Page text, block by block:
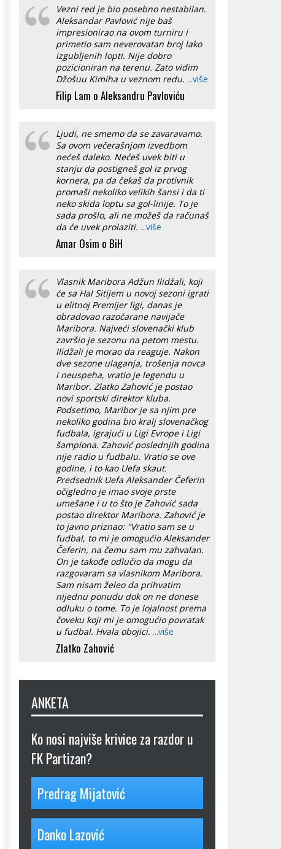
Vezni red je bio posebno nestabilan.
Aleksandar Pavlović nije baš
impresionirao na ovom turniru i
primetio sam neverovatan broj lako
izgubljenih lopti. Nije dobro
pozicioniran na terenu. Zato vidim
Džošuu Kimiha u veznom redu. ...više
Filip Lam o Aleksandru Pavloviću
Ljudi, ne smemo da se zavaravamo.
Sa ovom večerašnjom izvedbom
nećeš daleko. Nećeš uvek biti u
stanju da postigneš gol iz prvog
kornera, pa da čekaš da protivnik
promaši nekoliko velikih šansi i da ti
neko skida loptu sa gol-linije. To je
sada prošlo, ali ne možeš da računaš
da će uvek prolaziti. ...više
Amar Osim o BiH
Vlasnik Maribora Adžun Ilidžali, koji
će sa Hal Sitijem u novoj sezoni igrati
u elitnoj Premijer ligi, danas je
obradovao razočarane navijače
Maribora. Najveći slovenački klub
završio je sezonu na petom mestu.
Ilidžali je morao da reaguje. Nakon
dve sezone ulaganja, trošenja novca
i neuspeha, vratio je legendu u
Maribor. Zlatko Zahović je postao
novi sportski direktor kluba.
Podsetimo, Maribor je sa njim pre
nekoliko godina bio kralj slovenačkog
fudbala, igrajući u Ligi Evrope i Ligi
šampiona. Zahović poslednjih godina
nije radio u fudbalu. Vratio se ove
godine, i to kao Uefa skaut.
Predsednik Uefa Aleksander Čeferin
očigledno je imao svoje prste
umešane i u to što je Zahović sada
postao direktor Maribora. Zahović je
to javno priznao: "Vratio sam se u
fudbal, to mi je omogućio Aleksander
Čeferin, na čemu sam mu zahvalan.
On je takođe odlučio da mogu da
razgovaram sa vlasnikom Maribora.
Sam nisam želeo da prihvatim
nijednu ponudu dok on ne donese
odluku o tome. To je lojalnost prema
čoveku koji mi je omogućio povratak
u fudbal. Hvala obojici. ...više
Zlatko Zahović
ANKETA
Ko nosi najviše krivice za razdor u
FK Partizan?
Predrag Mijatović
Danko Lazović